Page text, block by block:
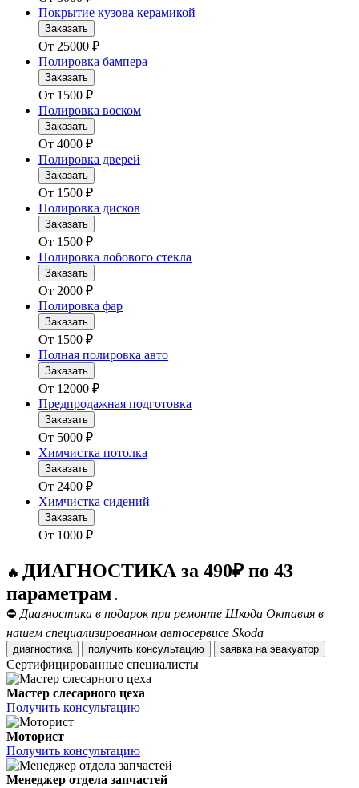
Покрытие кузова керамикой
Заказать
От 25000 ₽
Полировка бампера
Заказать
От 1500 ₽
Полировка воском
Заказать
От 4000 ₽
Полировка дверей
Заказать
От 1500 ₽
Полировка дисков
Заказать
От 1500 ₽
Полировка лобового стекла
Заказать
От 2000 ₽
Полировка фар
Заказать
От 1500 ₽
Полная полировка авто
Заказать
От 12000 ₽
Предпродажная подготовка
Заказать
От 5000 ₽
Химчистка потолка
Заказать
От 2400 ₽
Химчистка сидений
Заказать
От 1000 ₽
🔥 ДИАГНОСТИКА за 490₽ по 43
параметрам .
⛔ Диагностика в подарок при ремонте Шкода Октавия в
нашем специализированном автосервисе Skoda
диагностика получить консультацию заявка на эвакуатор
Сертифицированные специалисты
Мастер слесарного цеха
Получить консультацию
Моторист
Получить консультацию
Менеджер отдела запчастей